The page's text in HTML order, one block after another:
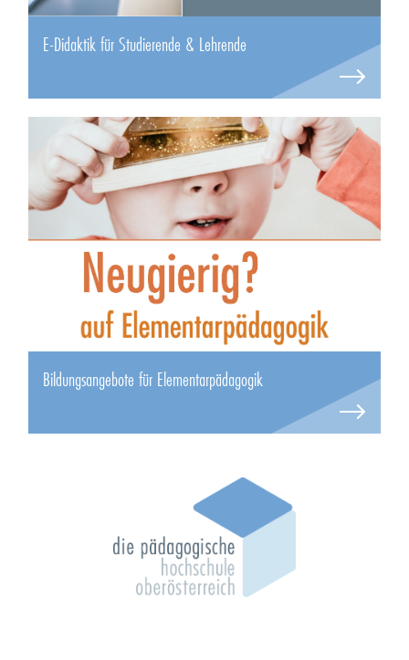
E-Didaktik für Studierende & Lehrende
Bildungsangebote für Elementarpädagogik